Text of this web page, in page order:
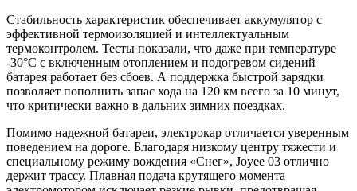
Стабильность характеристик обеспечивает аккумулятор с
эффективной термоизоляцией и интеллектуальным
термоконтролем. Тесты показали, что даже при температуре
-30°C с включенным отоплением и подогревом сидений
батарея работает без сбоев. А поддержка быстрой зарядки
позволяет пополнить запас хода на 120 км всего за 10 минут,
что критически важно в дальних зимних поездках.
Помимо надежной батареи, электрокар отличается уверенным
поведением на дороге. Благодаря низкому центру тяжести и
специальному режиму вождения «Снег», Joyee 03 отлично
держит трассу. Плавная подача крутящего момента